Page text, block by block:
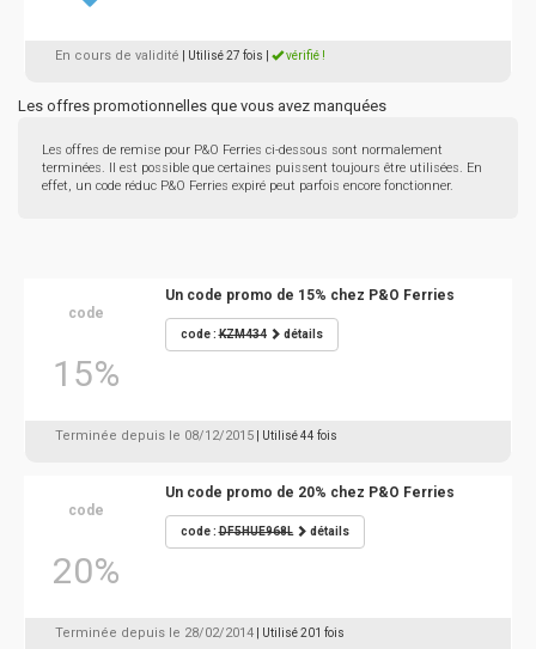
En cours de validité | Utilisé 27 fois vérifié !
Les offres promotionnelles que vous avez manquées
Les offres de remise pour P&O Ferries ci-dessous sont normalement
terminées. Il est possible que certaines puissent toujours être utilisées. En
effet, un code réduc P&O Ferries expiré peut parfois encore fonctionner.
code
15%
Un code promo de 15% chez P&O Ferries
code :KZM434 détails
Terminée depuis le 08/12/2015 | Utilisé 44 fois
code
20%
Un code promo de 20% chez P&O Ferries
code :DF5HUE968L détails
Terminée depuis le 28/02/2014 | Utilisé 201 fois